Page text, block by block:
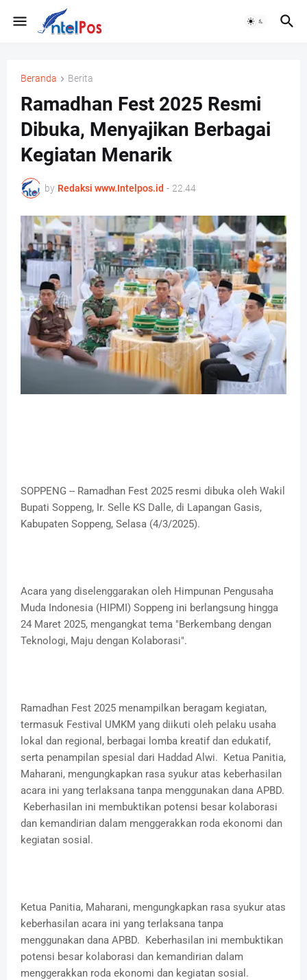
Beranda Berita
Ramadhan Fest 2025 Resmi
Dibuka, Menyajikan Berbagai
Kegiatan Menarik
by Redaksi www.Intelpos.id - 22.44
SOPPENG -- Ramadhan Fest 2025 resmi dibuka oleh Wakil
Bupati Soppeng, Ir. Selle KS Dalle, di Lapangan Gasis,
Kabupaten Soppeng, Selasa (4/3/2025).
Acara yang diselenggarakan oleh Himpunan Pengusaha
Muda Indonesia (HIPMI) Soppeng ini berlangsung hingga
24 Maret 2025, mengangkat tema "Berkembang dengan
Teknologi, Maju dengan Kolaborasi".
Ramadhan Fest 2025 menampilkan beragam kegiatan,
termasuk Festival UMKM yang diikuti oleh pelaku usaha
lokal dan regional, berbagai lomba kreatif dan edukatif,
serta penampilan spesial dari Haddad Alwi. Ketua Panitia,
Maharani, mengungkapkan rasa syukur atas keberhasilan
acara ini yang terlaksana tanpa menggunakan dana APBD.
Keberhasilan ini membuktikan potensi besar kolaborasi
dan kemandirian dalam menggerakkan roda ekonomi dan
kegiatan sosial.
Ketua Panitia, Maharani, mengungkapkan rasa syukur atas
keberhasilan acara ini yang terlaksana tanpa
menggunakan dana APBD. Keberhasilan ini membuktikan
potensi besar kolaborasi dan kemandirian dalam
menggerakkan roda ekonomi dan kegiatan sosial.